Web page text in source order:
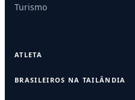
Turismo
ATLETA
BRASILEIROS NA TAILÂNDIA